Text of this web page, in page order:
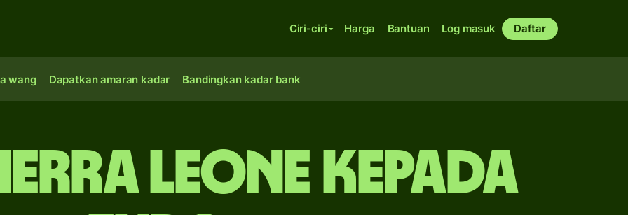
Ciri-ciri Harga Bantuan Log masuk Daftar
wang Dapatkan amaran kadar Bandingkan kadar bank
Leone kepada